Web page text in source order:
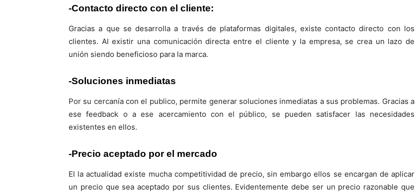
-Contacto directo con el cliente:
Gracias a que se desarrolla a través de plataformas digitales, existe contacto directo con los
clientes. Al existir una comunicación directa entre el cliente y la empresa, se crea un lazo de
unión siendo beneficioso para la marca.
-Soluciones inmediatas
Por su cercanía con el publico, permite generar soluciones inmediatas a sus problemas. Gracias a
ese feedback o a ese acercamiento con el público, se pueden satisfacer las necesidades
existentes en ellos.
-Precio aceptado por el mercado
El la actualidad existe mucha competitividad de precio, sin embargo ellos se encargan de aplicar
un precio que sea aceptado por sus clientes. Evidentemente debe ser un precio razonable que